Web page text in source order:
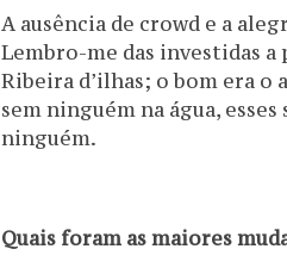
A ausência de crowd e a
Lembro-me das investidas a
Ribeira d’ilhas; o bom era o
sem ninguém na água,
ninguém.
Quais foram as maiores